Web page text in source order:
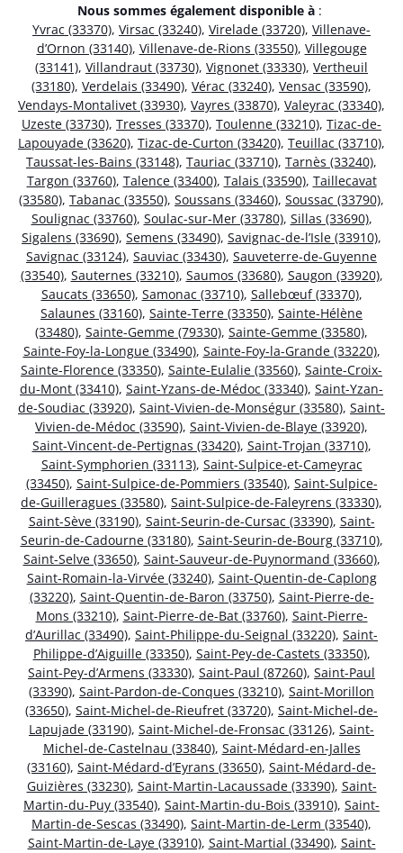
Nous sommes également disponible à :
Yvrac (33370), Virsac (33240), Virelade (33720), Villenave-
d’Ornon (33140), Villenave-de-Rions (33550), Villegouge
(33141), Villandraut (33730), Vignonet (33330), Vertheuil
(33180), Verdelais (33490), Vérac (33240), Vensac (33590),
Vendays-Montalivet (33930), Vayres (33870), Valeyrac (33340),
Uzeste (33730), Tresses (33370), Toulenne (33210), Tizac-de-
Lapouyade (33620), Tizac-de-Curton (33420), Teuillac (33710),
Taussat-les-Bains (33148), Tauriac (33710), Tarnès (33240),
Targon (33760), Talence (33400), Talais (33590), Taillecavat
(33580), Tabanac (33550), Soussans (33460), Soussac (33790),
Soulignac (33760), Soulac-sur-Mer (33780), Sillas (33690),
Sigalens (33690), Semens (33490), Savignac-de-l’Isle (33910),
Savignac (33124), Sauviac (33430), Sauveterre-de-Guyenne
(33540), Sauternes (33210), Saumos (33680), Saugon (33920),
Saucats (33650), Samonac (33710), Sallebœuf (33370),
Salaunes (33160), Sainte-Terre (33350), Sainte-Hélène
(33480), Sainte-Gemme (79330), Sainte-Gemme (33580),
Sainte-Foy-la-Longue (33490), Sainte-Foy-la-Grande (33220),
Sainte-Florence (33350), Sainte-Eulalie (33560), Sainte-Croix-
du-Mont (33410), Saint-Yzans-de-Médoc (33340), Saint-Yzan-
de-Soudiac (33920), Saint-Vivien-de-Monségur (33580), Saint-
Vivien-de-Médoc (33590), Saint-Vivien-de-Blaye (33920),
Saint-Vincent-de-Pertignas (33420), Saint-Trojan (33710),
Saint-Symphorien (33113), Saint-Sulpice-et-Cameyrac
(33450), Saint-Sulpice-de-Pommiers (33540), Saint-Sulpice-
de-Guilleragues (33580), Saint-Sulpice-de-Faleyrens (33330),
Saint-Sève (33190), Saint-Seurin-de-Cursac (33390), Saint-
Seurin-de-Cadourne (33180), Saint-Seurin-de-Bourg (33710),
Saint-Selve (33650), Saint-Sauveur-de-Puynormand (33660),
Saint-Romain-la-Virvée (33240), Saint-Quentin-de-Caplong
(33220), Saint-Quentin-de-Baron (33750), Saint-Pierre-de-
Mons (33210), Saint-Pierre-de-Bat (33760), Saint-Pierre-
d’Aurillac (33490), Saint-Philippe-du-Seignal (33220), Saint-
Philippe-d’Aiguille (33350), Saint-Pey-de-Castets (33350),
Saint-Pey-d’Armens (33330), Saint-Paul (87260), Saint-Paul
(33390), Saint-Pardon-de-Conques (33210), Saint-Morillon
(33650), Saint-Michel-de-Rieufret (33720), Saint-Michel-de-
Lapujade (33190), Saint-Michel-de-Fronsac (33126), Saint-
Michel-de-Castelnau (33840), Saint-Médard-en-Jalles
(33160), Saint-Médard-d’Eyrans (33650), Saint-Médard-de-
Guizières (33230), Saint-Martin-Lacaussade (33390), Saint-
Martin-du-Puy (33540), Saint-Martin-du-Bois (33910), Saint-
Martin-de-Sescas (33490), Saint-Martin-de-Lerm (33540),
Saint-Martin-de-Laye (33910), Saint-Martial (33490), Saint-